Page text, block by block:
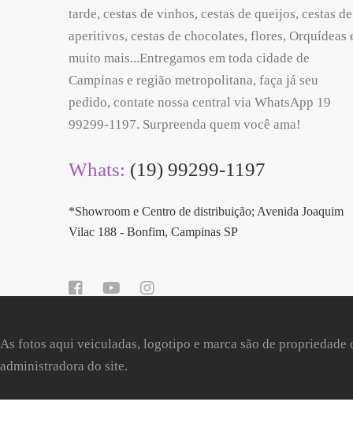
tarde, cestas de vinhos, cestas de queijos, cestas de
aperitivos, cestas de chocolates, flores, Orquídeas
muito mais...Entregamos em toda cidade de
Campinas e região metropolitana, faça já seu
pedido, contate nossa central via WhatsApp 19
99299-1197. Surpreenda quem você ama!
Whats: (19) 99299-1197
*Showroom e Centro de distribuição; Avenida Joaquim
Vilac 188 - Bonfim, Campinas SP
As fotos aqui veiculadas, logotipo e marca são de propriedade
administradora do site.